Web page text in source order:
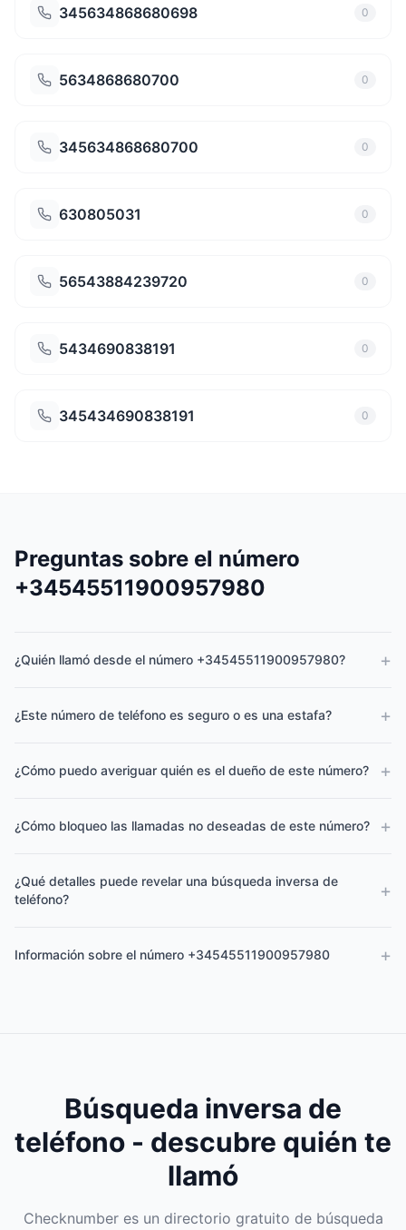
345634868680698 0
5634868680700 0
345634868680700 0
630805031 0
56543884239720 0
5434690838191 0
345434690838191 0
Preguntas sobre el número
+34545511900957980
¿Quién llamó desde el número +34545511900957980? +
¿Este número de teléfono es seguro o es una estafa? +
¿Cómo puedo averiguar quién es el dueño de este número? +
¿Cómo bloqueo las llamadas no deseadas de este número? +
¿Qué detalles puede revelar una búsqueda inversa de
teléfono?
+
Información sobre el número +34545511900957980 +
Búsqueda inversa de
teléfono - descubre quién te
llamó
Checknumber es un directorio gratuito de búsqueda